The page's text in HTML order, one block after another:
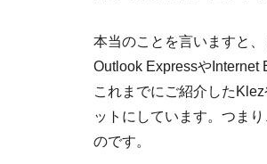
本当のことを言いますと
Outlook ExpressやInternet
これまでにご紹介した
ットにしています。つま
のです。